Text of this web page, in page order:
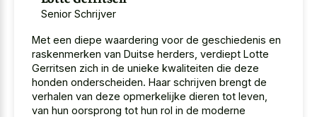
Senior Schrijver
Met een diepe waardering voor de geschiedenis en
raskenmerken van Duitse herders, verdiept Lotte
Gerritsen zich in de unieke kwaliteiten die deze
honden onderscheiden. Haar schrijven brengt de
verhalen van deze opmerkelijke dieren tot leven,
van hun oorsprong tot hun rol in de moderne